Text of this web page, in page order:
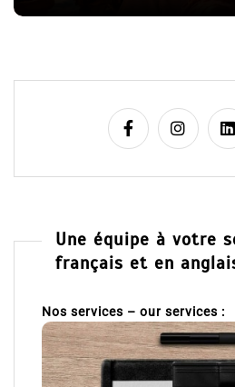
Une équipe à votre
français et en
Nos services – our services :